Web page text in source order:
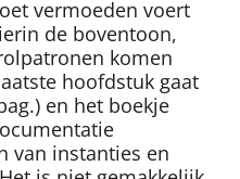
vermoeden voert
de boventoon,
komen
hoofdstuk gaat
en het boekje
van instanties en